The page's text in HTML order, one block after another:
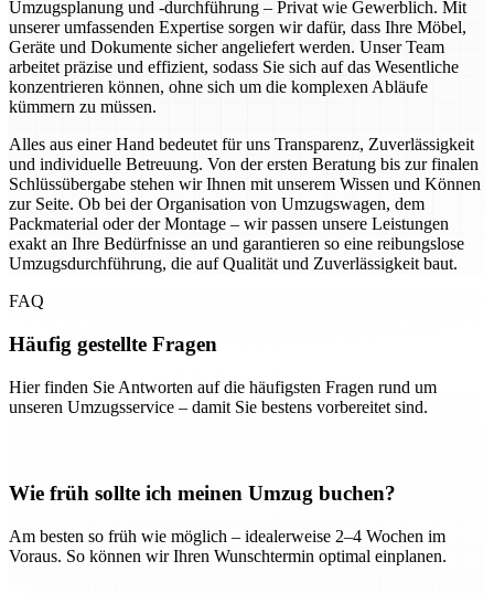
Umzugsplanung und -durchführung – Privat wie Gewerblich. Mit
unserer umfassenden Expertise sorgen wir dafür, dass Ihre Möbel,
Geräte und Dokumente sicher angeliefert werden. Unser Team
arbeitet präzise und effizient, sodass Sie sich auf das Wesentliche
konzentrieren können, ohne sich um die komplexen Abläufe
kümmern zu müssen.
Alles aus einer Hand bedeutet für uns Transparenz, Zuverlässigkeit
und individuelle Betreuung. Von der ersten Beratung bis zur finalen
Schlüssübergabe stehen wir Ihnen mit unserem Wissen und Können
zur Seite. Ob bei der Organisation von Umzugswagen, dem
Packmaterial oder der Montage – wir passen unsere Leistungen
exakt an Ihre Bedürfnisse an und garantieren so eine reibungslose
Umzugsdurchführung, die auf Qualität und Zuverlässigkeit baut.
FAQ
Häufig gestellte Fragen
Hier finden Sie Antworten auf die häufigsten Fragen rund um
unseren Umzugsservice – damit Sie bestens vorbereitet sind.
Wie früh sollte ich meinen Umzug buchen?
Am besten so früh wie möglich – idealerweise 2–4 Wochen im
Voraus. So können wir Ihren Wunschtermin optimal einplanen.